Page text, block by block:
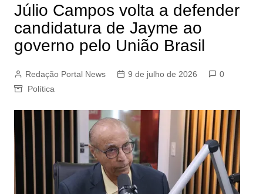
Júlio Campos volta a defender
candidatura de Jayme ao
governo pelo União Brasil
Redação Portal News 9 de julho de 2026
0
Política